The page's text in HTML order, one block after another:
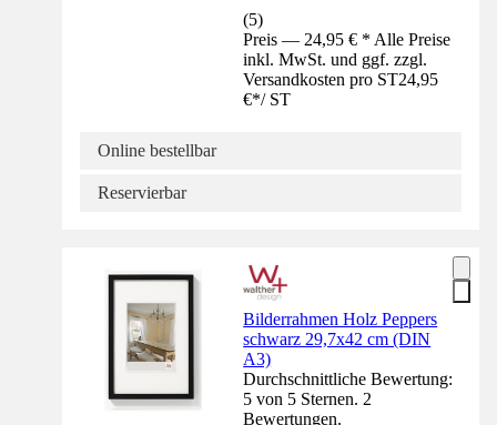
(5)
Preis — 24,95 € * Alle Preise
inkl. MwSt. und ggf. zzgl.
Versandkosten pro ST24,95
€*/ ST
Online bestellbar
Reservierbar
Bilderrahmen Holz Peppers
schwarz 29,7x42 cm (DIN
A3)
Durchschnittliche Bewertung:
5 von 5 Sternen. 2
Bewertungen.